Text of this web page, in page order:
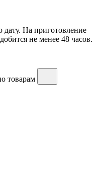
дату. На приготовление
не менее 48 часов.
товарам